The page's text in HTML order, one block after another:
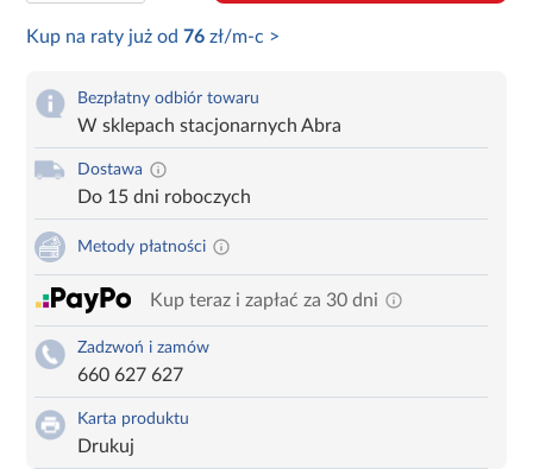
Kup na raty już od76 zł/m-c >
Bezpłatny odbiór towaru
W sklepach stacjonarnych Abra
Dostawa
Do 15 dni roboczych
Metody płatności
Kup teraz i zapłać za 30 dni
Zadzwoń i zamów
660 627 627
Karta produktu
Drukuj